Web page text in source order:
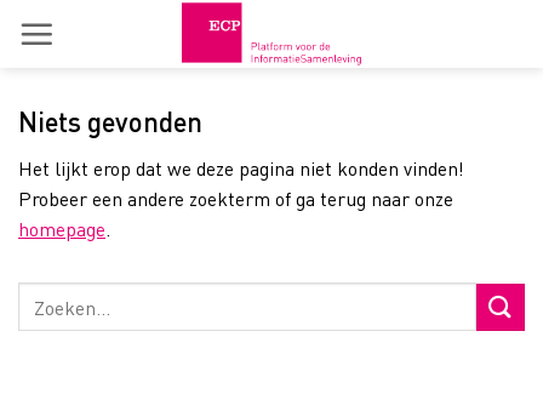
Niets gevonden
Het lijkt erop dat we deze pagina niet konden vinden!
Probeer een andere zoekterm of ga terug naar onze
homepage